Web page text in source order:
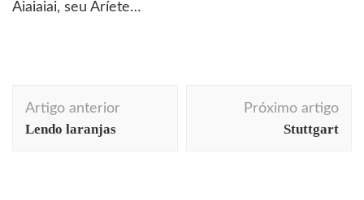
Aiaiaiai, seu Aríete…
Navegação
de
Artigo anterior
Lendo laranjas
Próximo artigo
Stuttgart
arquitetura arte